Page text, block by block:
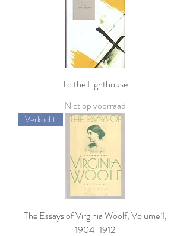
To the Lighthouse
Niet op voorraad
Verkocht
The Essays of Virginia Woolf, Volume 1,
1904-1912